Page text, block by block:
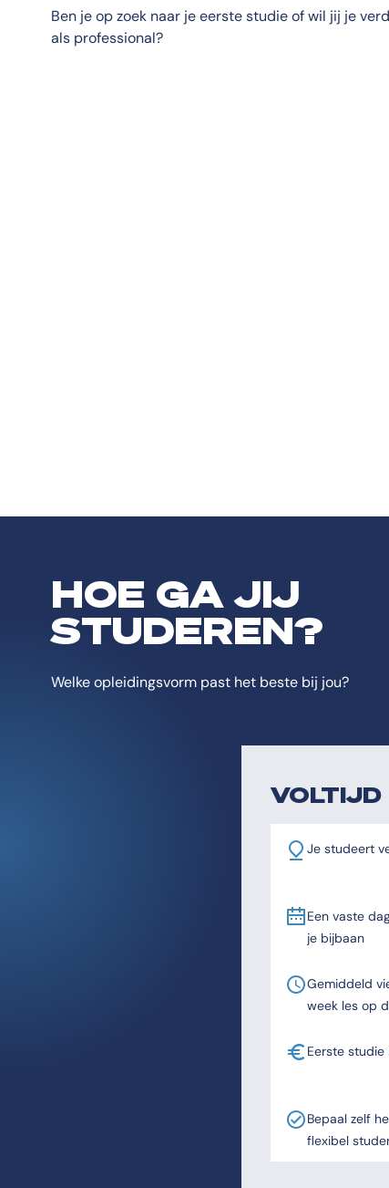
Ben je op zoek naar je eerste studie of wil jij je
als professional?
HOE GA JIJ
STUDEREN?
Welke opleidingsvorm past het beste bij jou?
VOLTIJD
Je studeert
Een vaste
je bijbaan
Gemiddeld
week les op
Eerste studie
Bepaal zelf
flexibel